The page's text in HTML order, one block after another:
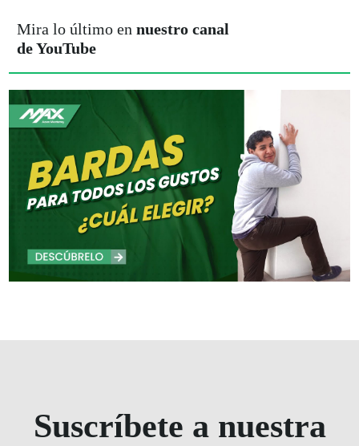
Mira lo último ennuestro canal
de YouTube
Suscríbete a nuestra